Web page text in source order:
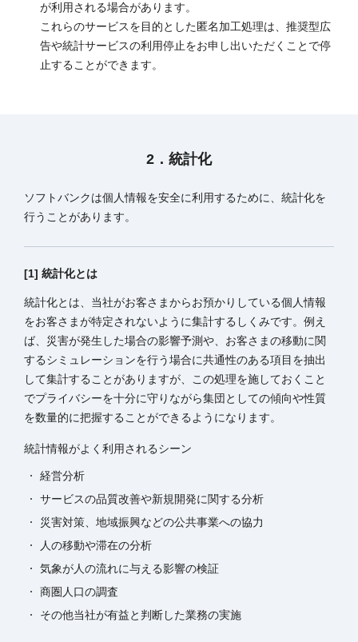
が利用される場合があります。
これらのサービスを目的とした匿名加工処理は、推奨型広
告や統計サービスの利用停止をお申し出いただくことで停
止することができます。
2．統計化
ソフトバンクは個人情報を安全に利用するために、統計化を
行うことがあります。
[1] 統計化とは
統計化とは、当社がお客さまからお預かりしている個人情報
をお客さまが特定されないように集計するしくみです。例え
ば、災害が発生した場合の影響予測や、お客さまの移動に関
するシミュレーションを行う場合に共通性のある項目を抽出
して集計することがありますが、この処理を施しておくこと
でプライバシーを十分に守りながら集団としての傾向や性質
を数量的に把握することができるようになります。
統計情報がよく利用されるシーン
経営分析
サービスの品質改善や新規開発に関する分析
災害対策、地域振興などの公共事業への協力
人の移動や滞在の分析
気象が人の流れに与える影響の検証
商圏人口の調査
その他当社が有益と判断した業務の実施